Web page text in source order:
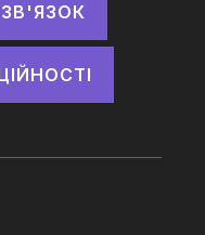
ЗВ'ЯЗОК